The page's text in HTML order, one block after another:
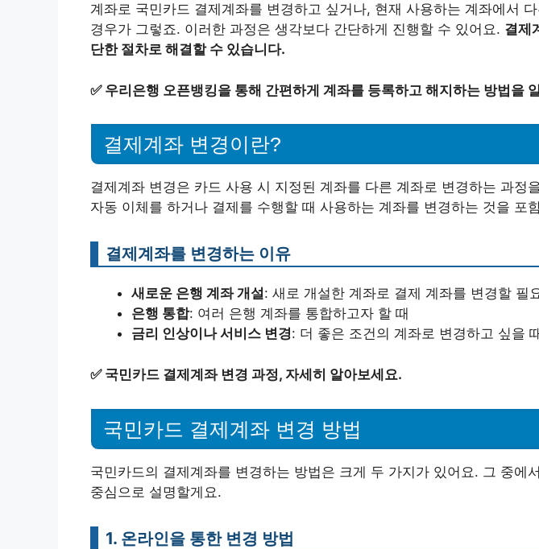
계좌로 국민카드 결제계좌를 변경하고 싶거나, 현재 사용하는 계좌에서
경우가 그렇죠. 이러한 과정은 생각보다 간단하게 진행할 수 있어요. 결제
단한 절차로 해결할 수 있습니다.
✅ 우리은행 오픈뱅킹을 통해 간편하게 계좌를 등록하고 해지하는 방법을
결제계좌 변경이란?
결제계좌 변경은 카드 사용 시 지정된 계좌를 다른 계좌로 변경하는 과정
자동 이체를 하거나 결제를 수행할 때 사용하는 계좌를 변경하는 것을 포
결제계좌를 변경하는 이유
새로운 은행 계좌 개설: 새로 개설한 계좌로 결제 계좌를 변경할 필
은행 통합: 여러 은행 계좌를 통합하고자 할 때
금리 인상이나 서비스 변경: 더 좋은 조건의 계좌로 변경하고 싶을
✅ 국민카드 결제계좌 변경 과정, 자세히 알아보세요.
국민카드 결제계좌 변경 방법
국민카드의 결제계좌를 변경하는 방법은 크게 두 가지가 있어요. 그 중에
중심으로 설명할게요.
1. 온라인을 통한 변경 방법